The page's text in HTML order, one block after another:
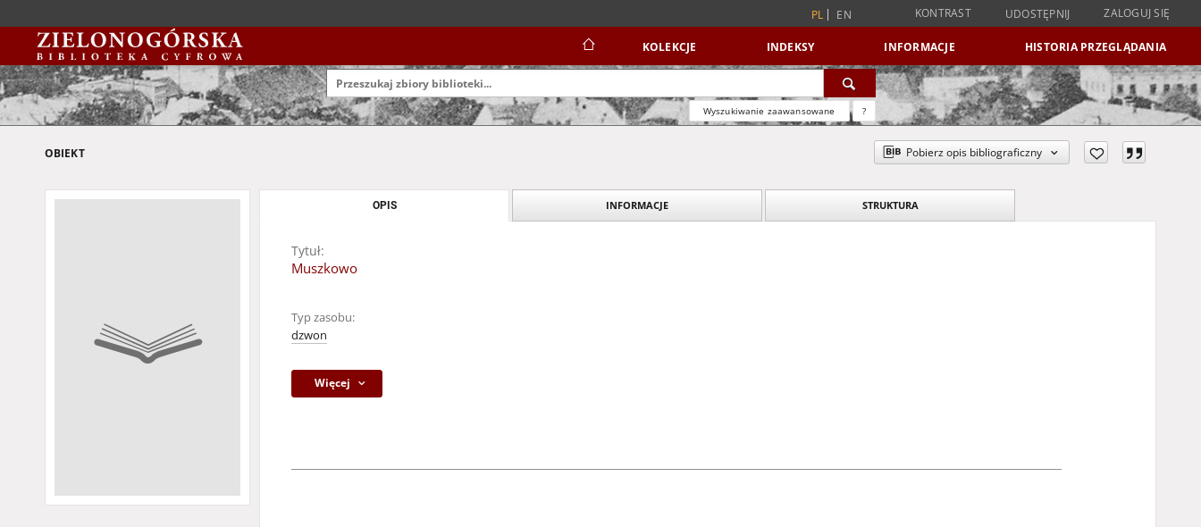
PL EN KONTRAST UDOSTĘPNIJ ZALOGUJ SIĘ
KOLEKCJE INDEKSY INFORMACJE HISTORIA PRZEGLĄDANIA
Wyszukiwanie zaawansowane ?
OBIEKT Pobierz opis bibliograficzny
OPIS INFORMACJE STRUKTURA
Tytuł:
Muszkowo
Typ zasobu:
dzwon
Więcej